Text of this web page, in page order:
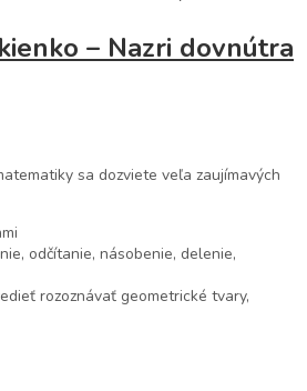
– Nazri dovnútra
sa dozviete veľa zaujímavých
odčítanie, násobenie, delenie,
rozoznávať geometrické tvary,